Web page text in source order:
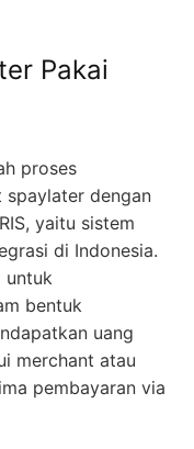
Pakai
proses
spaylater dengan
yaitu sistem
di Indonesia.
untuk
bentuk
uang
merchant atau
pembayaran via